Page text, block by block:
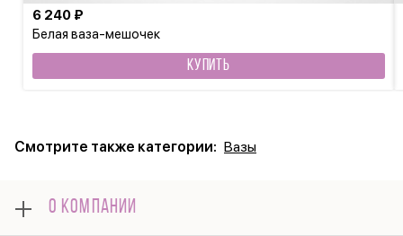
Белая ваза-мешочек
6 240 ₽
КУПИТЬ
Смотрите также категории: Вазы
О КОМПАНИИ